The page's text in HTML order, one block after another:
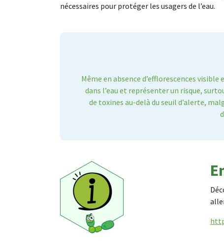
nécessaires pour protéger les usagers de l’eau.
Même en absence d’efflorescences
dans l’eau et représenter un risque,
de toxines au-delà du seuil d’alerte,